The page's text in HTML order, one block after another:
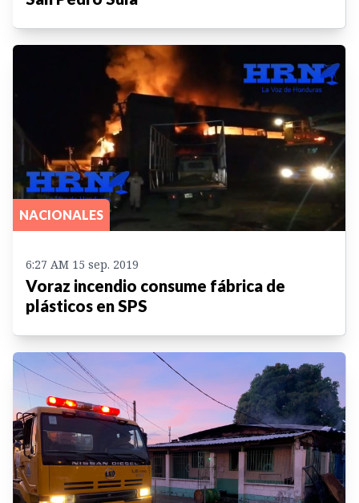
NACIONALES
6:27 AM 15 sep. 2019
Voraz incendio consume fábrica de
plásticos en SPS